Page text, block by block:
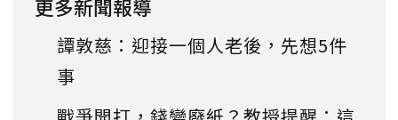
更多新聞報導
譚敦慈：迎接一個人老後，先想5件
事